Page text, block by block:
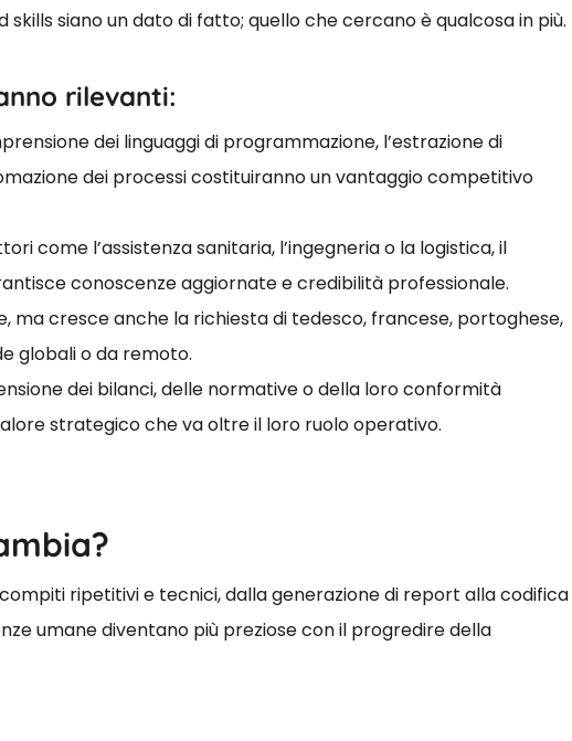
siano un dato di fatto; quello che cercano è qualcosa in più.
rilevanti:
dei linguaggi di programmazione, l’estrazione di
dei processi costituiranno un vantaggio competitivo
come l’assistenza sanitaria, l’ingegneria o la logistica, il
conoscenze aggiornate e credibilità professionale.
ma cresce anche la richiesta di tedesco, francese, portoghese,
globali o da remoto.
dei bilanci, delle normative o della loro conformità
strategico che va oltre il loro ruolo operativo.
ripetitivi e tecnici, dalla generazione di report alla codifica
umane diventano più preziose con il progredire della